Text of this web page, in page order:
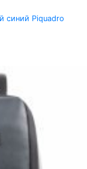
синий Piquadro